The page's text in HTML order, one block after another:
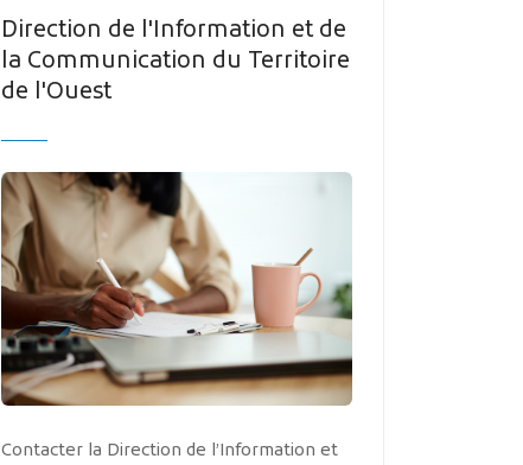
MES DÉMARCHES
Publicité des actes
Marchés publics
Projets financés par l'Europe
Plans d'accès
Direction de l'Information et de
la Communication du Territoire
de l'Ouest
Contacter la Direction de l’Information et